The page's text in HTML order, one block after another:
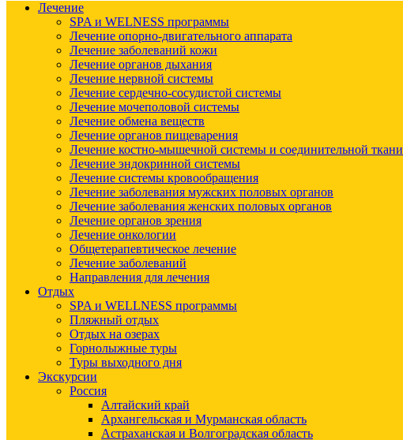
Лечение
SPA и WELNESS программы
Лечение опорно-двигательного аппарата
Лечение заболеваний кожи
Лечение органов дыхания
Лечение нервной системы
Лечение сердечно-сосудистой системы
Лечение мочеполовой системы
Лечение обмена веществ
Лечение органов пищеварения
Лечение костно-мышечной системы и соединительной ткани
Лечение эндокринной системы
Лечение системы кровообращения
Лечение заболевания мужских половых органов
Лечение заболевания женских половых органов
Лечение органов зрения
Лечение онкологии
Общетерапевтическое лечение
Лечение заболеваний
Направления для лечения
Отдых
SPA и WELLNESS программы
Пляжный отдых
Отдых на озерах
Горнолыжные туры
Туры выходного дня
Экскурсии
Россия
Алтайский край
Архангельская и Мурманская область
Астраханская и Волгоградская область